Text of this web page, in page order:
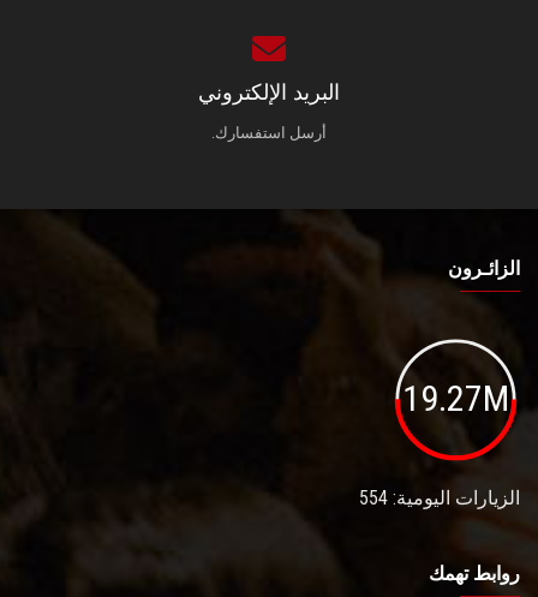
البريد الإلكتروني
أرسل استفسارك.
الزائـرون
19.27M
الزيارات اليومية: 554
روابط تهمك